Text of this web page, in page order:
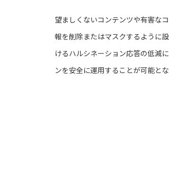
望ましくないコンテンツや有害な
報を削除またはマスクするように
けるハルシネーション応答の低減
ンを安全に運用することが可能とな